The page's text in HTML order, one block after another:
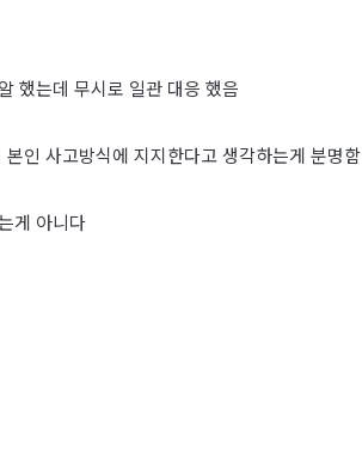
했는데 무시로 일관 대응 했음
인 사고방식에 지지한다고 생각하는게 분명함
게 아니다